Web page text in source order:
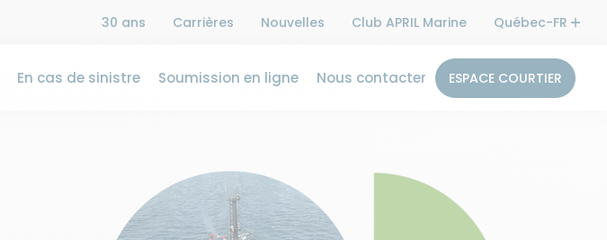
30 ans Carrières Nouvelles Club APRIL Marine Québec-FR
En cas de sinistre Soumission en ligne Nous contacter ESPACE COURTIER